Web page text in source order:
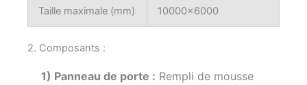
Taille maximale (mm) 10000×6000
2. Composants :
1) Panneau de porte : Rempli de mousse